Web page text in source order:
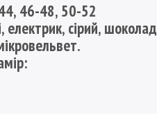
46-48, 50-52
електрик, сірий, шоколад